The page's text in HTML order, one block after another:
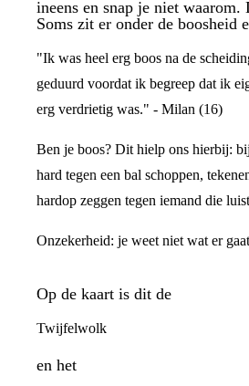
ineens en snap je niet waarom.
Soms zit er onder de boosheid
"Ik was heel erg boos na de
geduurd voordat ik begreep dat ik
erg verdrietig was." - Milan (16)
Ben je boos? Dit hielp ons hierbij:
hard tegen een bal schoppen,
hardop zeggen tegen iemand die
Onzekerheid: je weet niet wat er
Op de kaart is dit de
Twijfelwolk
en het